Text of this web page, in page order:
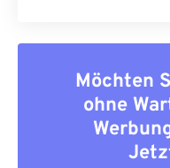
Möchten
ohne